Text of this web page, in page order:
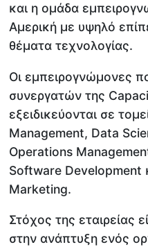
και η ομάδα
Αμερική με υψηλό
θέματα τεχνολογίας.
Οι εμπειρογνώμονες
συνεργατών της
εξειδικεύονται σε
Management, Data
Operations
Software Development
Marketing.
Στόχος της εταιρείας
στην ανάπτυξη ενός